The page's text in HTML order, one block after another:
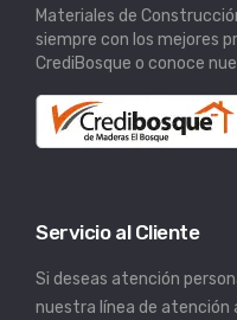
Materiales de
siempre con los mejores
CrediBosque o conoce
Servicio al Cliente
Si deseas atención
nuestra línea de atención